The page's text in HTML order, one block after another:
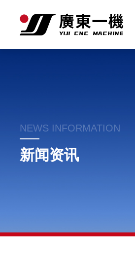
NEWS INFORMATION
新闻资讯